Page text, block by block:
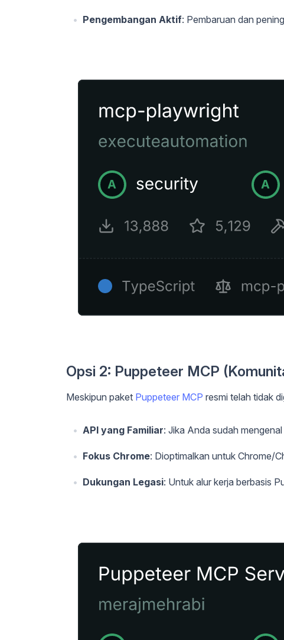
Pengembangan Aktif: Pembaruan dan
Opsi 2: Puppeteer MCP
Meskipun paket Puppeteer MCP resmi telah tidak
API yang Familiar: Jika Anda sudah
Fokus Chrome: Dioptimalkan untuk Chrome/
Dukungan Legasi: Untuk alur kerja berbasis